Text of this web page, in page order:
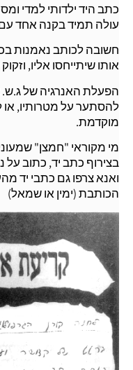
כתב היד ילדותי למדי
עולה תמיד בקנה אחד
חשובה לכותב נאמנות
אותו שיתייחסו אליו,
הפעלת האנרגיה של ג.ש.
להסתער על מטרותיו, או
מוקדמת.
מי מקוראי "חמצן"
בצירוף כתב יד, כתוב על
ואנא צרפו גם כתבי יד
הכותבת (ימין או שמאל)